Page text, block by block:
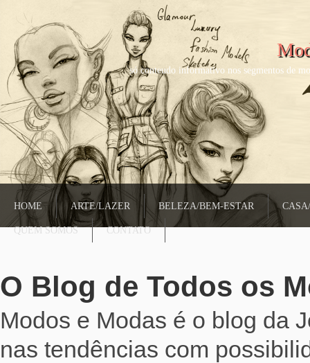
só conteudo informativo nos segmentos de
HOME ARTE/LAZER BELEZA/BEM-ESTAR
QUEM SOMOS CONTATO
O Blog de Todos os
Modos e Modas é o blog da
nas tendências com